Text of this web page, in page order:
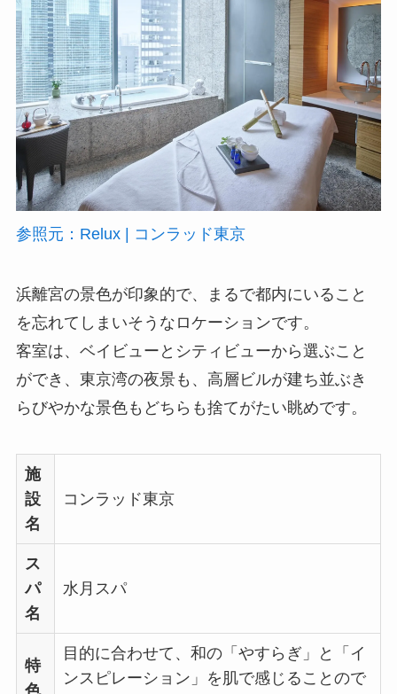
参照元：Relux | コンラッド東京
浜離宮の景色が印象的で、まるで都内にいること
を忘れてしまいそうなロケーションです。
客室は、ベイビューとシティビューから選ぶこと
ができ、東京湾の夜景も、高層ビルが建ち並ぶき
らびやかな景色もどちらも捨てがたい眺めです。
施
設
名
コンラッド東京
ス
パ
名
水月スパ
特
色
目的に合わせて、和の「やすらぎ」と「イ
ンスピレーション」を肌で感じることので